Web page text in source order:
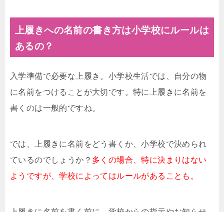
上履きへの名前の書き方は小学校にルールは
あるの？
入学準備で必要な上履き。小学校生活では、自分の物
に名前をつけることが大切です。特に上履きに名前を
書くのは一般的ですね。
では、上履きに名前をどう書くか、小学校で決められ
ているのでしょうか？ 多くの場合、特に決まりはない
ようですが、学校によってはルールがあることも。